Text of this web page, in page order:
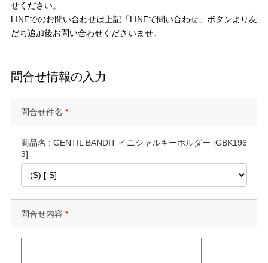
せください。
LINEでのお問い合わせは上記「LINEで問い合わせ」ボタンより友
だち追加後お問い合わせくださいませ。
問合せ情報の入力
問合せ件名 *
商品名 : GENTIL BANDIT イニシャルキーホルダー [GBK196
3]
問合せ内容 *